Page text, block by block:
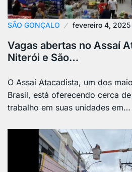
SÃO GONÇALO fevereiro 4, 2025
Vagas abertas no Assaí
Niterói e São…
O Assaí Atacadista, um dos
Brasil, está oferecendo cerca
trabalho em suas unidades em…